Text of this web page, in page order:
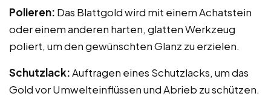
Polieren: Das Blattgold wird mit einem Achatstein
oder einem anderen harten, glatten Werkzeug
poliert, um den gewünschten Glanz zu erzielen.
Schutzlack:Auftragen eines Schutzlacks, um das
Gold vor Umwelteinflüssen und Abrieb zu schützen.